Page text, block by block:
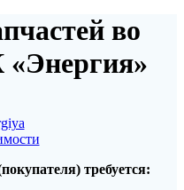
во
«Энергия»
требуется: